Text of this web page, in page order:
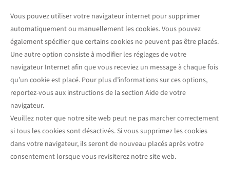
Vous pouvez utiliser votre navigateur internet pour supprimer
automatiquement ou manuellement les cookies. Vous pouvez
également spécifier que certains cookies ne peuvent pas être placés.
Une autre option consiste à modifier les réglages de votre
navigateur Internet afin que vous receviez un message à chaque fois
qu’un cookie est placé. Pour plus d’informations sur ces options,
reportez-vous aux instructions de la section Aide de votre
navigateur.
Veuillez noter que notre site web peut ne pas marcher correctement
si tous les cookies sont désactivés. Si vous supprimez les cookies
dans votre navigateur, ils seront de nouveau placés après votre
consentement lorsque vous revisiterez notre site web.